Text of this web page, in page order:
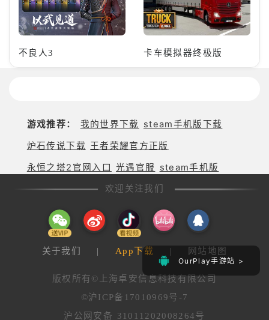
OurPlay手游站 >
不良人3 卡车模拟器终极版
游戏推荐： 我的世界下载 steam手机版下载
炉石传说下载 王者荣耀官方正版
永恒之塔2官网入口 光遇官服
steam手机版
欢迎关注我们
关于我们 | App下载 | 网站地图
版权所有©上海卓安信息科技有限公司
©沪ICP备17010969号-7
沪公网安备 31011202008264号